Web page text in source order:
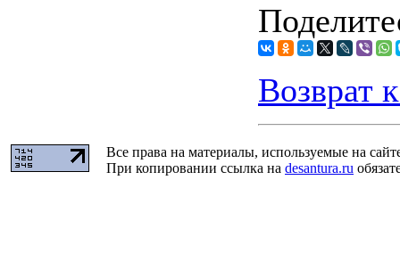
Возврат
Все права на материалы, используемые на
При копировании ссылка на desantura.ru